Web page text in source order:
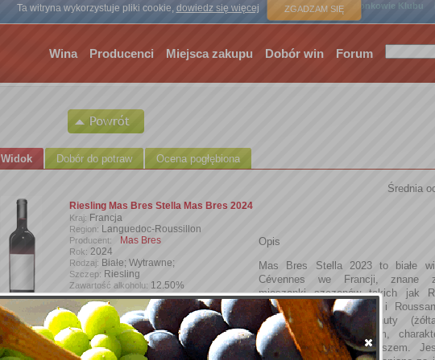
Ta witryna wykorzystuje pliki cookie, dowiedz się więcej ZGADZAM SIĘ
Strona główna Członkowie Klubu
Wina Producenci Miejsca zakupu Dobór win Forum
Widok Dobór do potraw Ocena pogłębiona
Riesling Mas Bres Stella Mas Bres 2024
Kraj: Francja
Region: Languedoc-Roussillon
Producent: Mas Bres
Rok: 2024
Rodzaj: Białe; Wytrawne;
Szczep: Riesling
Zawartość alkoholu: 12.50%
Wielkość butelki:0,75 l
Wprowadzone przez: Bozena
Dodaj zdjęcie
Średnia
Opis
Mas Bres Stella 2023 to białe
Cévennes we Francji, znane
mieszanki szczepów takich jak
Gris, Rolle (Vermentino) i
cytrusowe, owocowe nuty
mineralno-korzennym tłem,
świeżością i długim finiszem.